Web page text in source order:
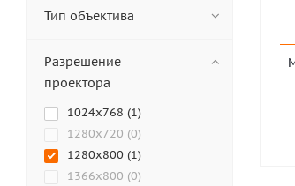
EIKI (
Ancomp (
AnTouch (
Appotronics (0
ASK Proxima (
AVANZA (0)
Barco (4)
Тип объектива
Разрешение
проектора
1024x768 (1)
1280x720 (0)
1280x800 (1)
1366x800 (0)